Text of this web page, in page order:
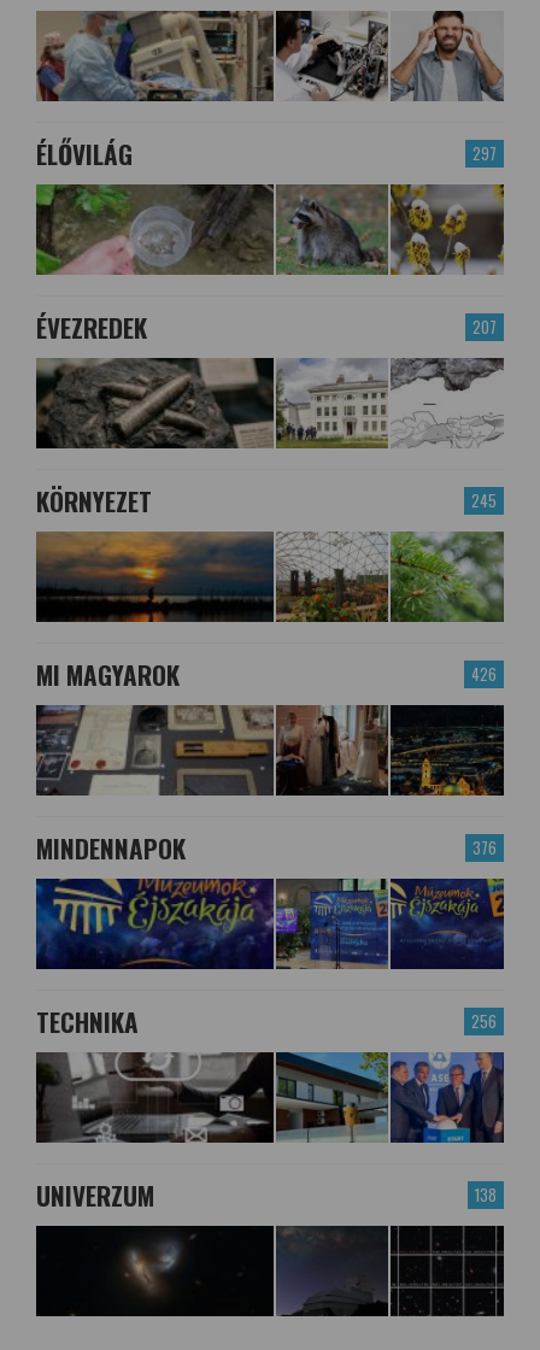
297
ÉLŐVILÁG
207
ÉVEZREDEK
245
KÖRNYEZET
426
MI MAGYAROK
376
MINDENNAPOK
256
TECHNIKA
138
UNIVERZUM